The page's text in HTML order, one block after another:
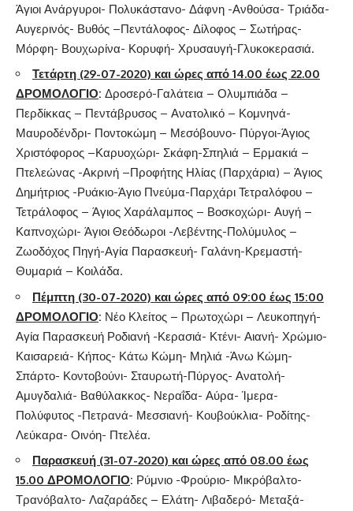
Άγιοι Ανάργυροι- Πολυκάστανο- Δάφνη -Ανθούσα- Τριάδα-
Αυγερινός- Βυθός –Πεντάλοφος- Δίλοφος – Σωτήρας-
Μόρφη- Βουχωρίνα- Κορυφή- Χρυσαυγή-Γλυκοκερασιά.
Τετάρτη (29-07-2020) και ώρες από 14.00 έως 22.00
ΔΡΟΜΟΛΟΓΙΟ: Δροσερό-Γαλάτεια – Ολυμπιάδα –
Περδίκκας – Πεντάβρυσος – Ανατολικό – Κομνηνά-
Μαυροδένδρι- Ποντοκώμη – Μεσόβουνο- Πύργοι-Άγιος
Χριστόφορος –Καρυοχώρι- Σκάφη-Σπηλιά – Ερμακιά –
Πτελεώνας -Ακρινή –Προφήτης Ηλίας (Παρχάρια) – Άγιος
Δημήτριος -Ρυάκιο-Άγιο Πνεύμα-Παρχάρι Τετραλόφου –
Τετράλοφος – Άγιος Χαράλαμπος – Βοσκοχώρι- Αυγή –
Καπνοχώρι- Άγιοι Θεόδωροι -Λεβέντης-Πολύμυλος –
Ζωοδόχος Πηγή-Αγία Παρασκευή- Γαλάνη-Κρεμαστή-
Θυμαριά – Κοιλάδα.
Πέμπτη (30-07-2020) και ώρες από 09:00 έως 15:00
ΔΡΟΜΟΛΟΓΙΟ: Νέο Κλείτος – Πρωτοχώρι – Λευκοπηγή-
Αγία Παρασκευή Ροδιανή -Κερασιά- Κτένι- Αιανή- Χρώμιο-
Καισαρειά- Κήπος- Κάτω Κώμη- Μηλιά -Άνω Κώμη-
Σπάρτο- Κοντοβούνι- Σταυρωτή-Πύργος- Ανατολή-
Αμυγδαλιά- Βαθύλακκος- Νεραΐδα- Αύρα- Ίμερα-
Πολύφυτος -Πετρανά- Μεσσιανή- Κουβούκλια- Ροδίτης-
Λεύκαρα- Οινόη- Πτελέα.
Παρασκευή (31-07-2020) και ώρες από 08.00 έως
15.00 ΔΡΟΜΟΛΟΓΙΟ: Ρύμνιο -Φρούριο- Μικρόβαλτο-
Τρανόβαλτο- Λαζαράδες – Ελάτη- Λιβαδερό- Μεταξά-